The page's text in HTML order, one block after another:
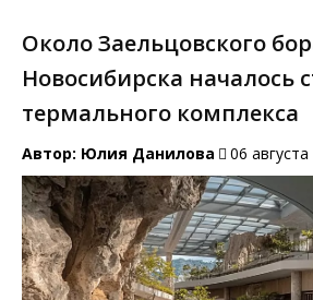
Около Заельцовского
Новосибирска началось
термального комплекса
Автор: Юлия Данилова 06